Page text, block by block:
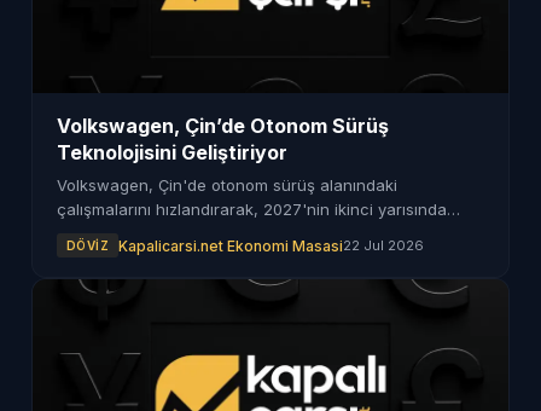
Volkswagen, Çin’de Otonom Sürüş
Teknolojisini Geliştiriyor
Volkswagen, Çin'de otonom sürüş alanındaki
çalışmalarını hızlandırarak, 2027'nin ikinci yarısında
DÖVIZ Kapalicarsi.net Ekonomi Masasi22 Jul 2026